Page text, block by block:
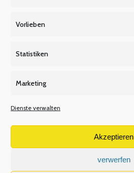
Vorlieben
Statistiken
Marketing
Dienste verwalten
Akzeptieren
verwerfen
Tarifbeschäftigte
V W X